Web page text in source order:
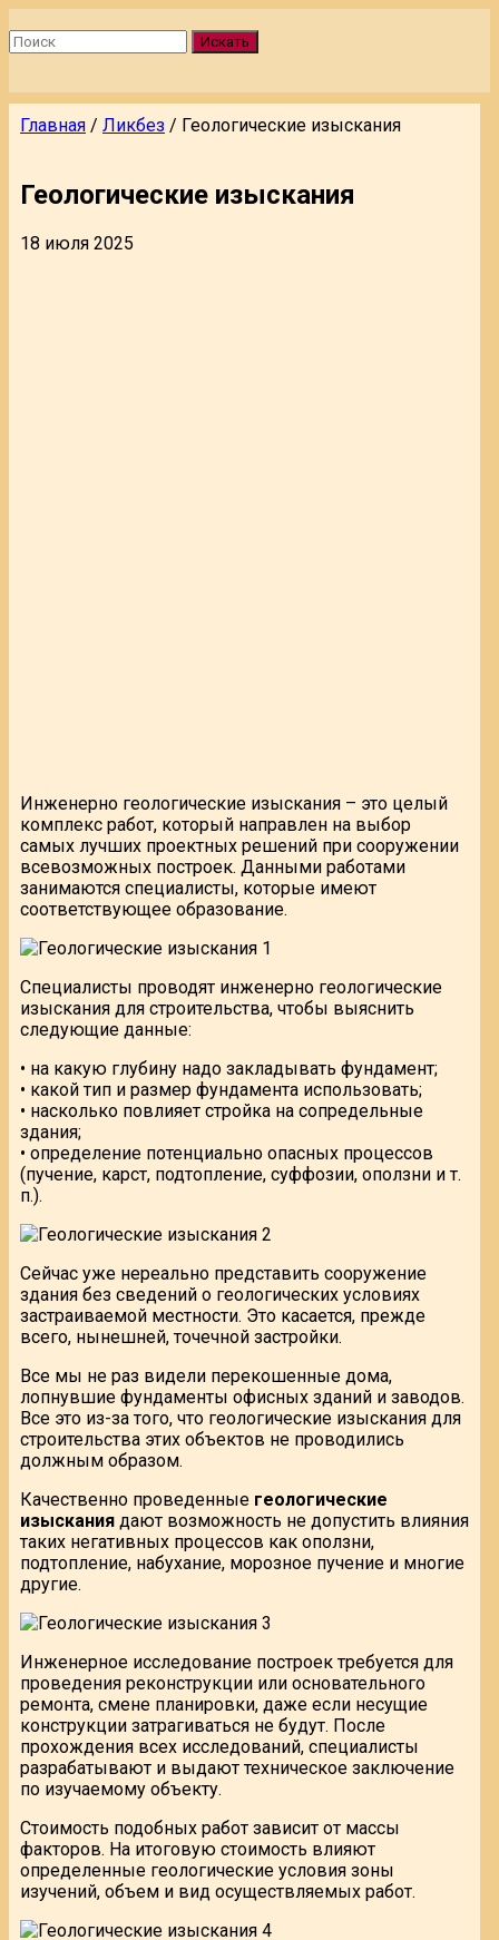
Искать
Главная / Ликбез / Геологические изыскания
Геологические изыскания
18 июля 2025
Инженерно геологические изыскания – это целый
комплекс работ, который направлен на выбор
самых лучших проектных решений при сооружении
всевозможных построек. Данными работами
занимаются специалисты, которые имеют
соответствующее образование.
Специалисты проводят инженерно геологические
изыскания для строительства, чтобы выяснить
следующие данные:
• на какую глубину надо закладывать фундамент;
• какой тип и размер фундамента использовать;
• насколько повлияет стройка на сопредельные
здания;
• определение потенциально опасных процессов
(пучение, карст, подтопление, суффозии, оползни и т.
п.).
Сейчас уже нереально представить сооружение
здания без сведений о геологических условиях
застраиваемой местности. Это касается, прежде
всего, нынешней, точечной застройки.
Все мы не раз видели перекошенные дома,
лопнувшие фундаменты офисных зданий и заводов.
Все это из-за того, что геологические изыскания для
строительства этих объектов не проводились
должным образом.
Качественно проведенные геологические
изыскания дают возможность не допустить влияния
таких негативных процессов как оползни,
подтопление, набухание, морозное пучение и многие
другие.
Инженерное исследование построек требуется для
проведения реконструкции или основательного
ремонта, смене планировки, даже если несущие
конструкции затрагиваться не будут. После
прохождения всех исследований, специалисты
разрабатывают и выдают техническое заключение
по изучаемому объекту.
Стоимость подобных работ зависит от массы
факторов. На итоговую стоимость влияют
определенные геологические условия зоны
изучений, объем и вид осуществляемых работ.